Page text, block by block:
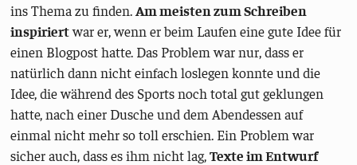
ins Thema zu finden.Am meisten zum Schreiben
inspiriertwar er, wenn er beim Laufen eine gute Idee für
einen Blogpost hatte. Das Problem war nur, dass er
natürlich dann nicht einfach loslegen konnte und die
Idee, die während des Sports noch total gut geklungen
hatte, nach einer Dusche und dem Abendessen auf
einmal nicht mehr so toll erschien. Ein Problem war
sicher auch, dass es ihm nicht lag,Texte im Entwurf